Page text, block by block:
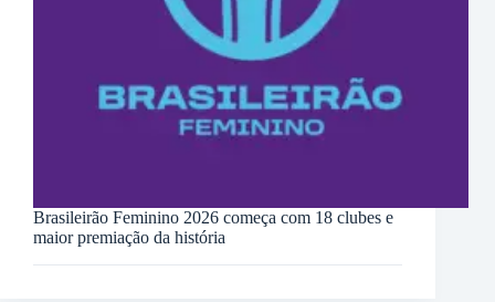
Brasileirão Feminino 2026 começa com 18 clubes e
maior premiação da história